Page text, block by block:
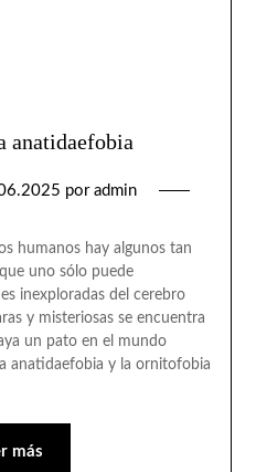
anatidaefobia
por admin
humanos hay algunos tan
uno sólo puede
inexploradas del cerebro
y misteriosas se encuentra
un pato en el mundo
anatidaefobia y la ornitofobia
más